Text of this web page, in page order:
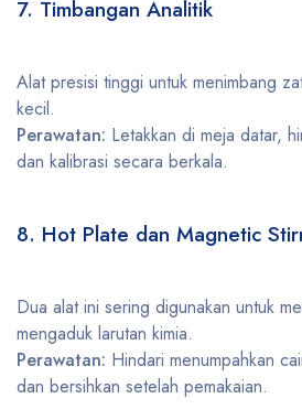
7. Timbangan Analitik
Alat presisi tinggi untuk menimbang
kecil.
Perawatan: Letakkan di meja datar,
dan kalibrasi secara berkala.
8. Hot Plate dan Magnetic
Dua alat ini sering digunakan untuk
mengaduk larutan kimia.
Perawatan: Hindari menumpahkan
dan bersihkan setelah pemakaian.